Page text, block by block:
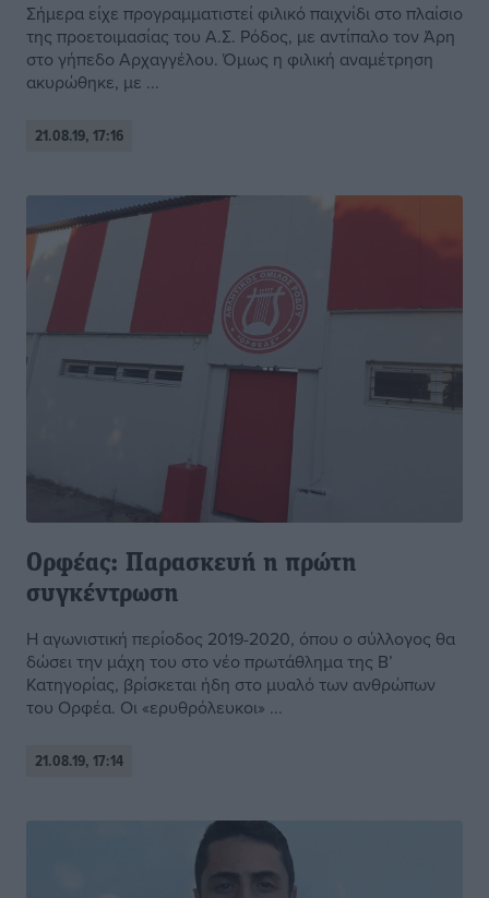
Σήμερα είχε προγραμματιστεί φιλικό παιχνίδι στο πλαίσιο
της προετοιμασίας του Α.Σ. Ρόδος, με αντίπαλο τον Άρη
στο γήπεδο Αρχαγγέλου. Όμως η φιλική αναμέτρηση
ακυρώθηκε, με ...
21.08.19, 17:16
Ορφέας: Παρασκευή η πρώτη
συγκέντρωση
Η αγωνιστική περίοδος 2019-2020, όπου ο σύλλογος θα
δώσει την μάχη του στο νέο πρωτάθλημα της Β’
Κατηγορίας, βρίσκεται ήδη στο μυαλό των ανθρώπων
του Ορφέα. Οι «ερυθρόλευκοι» ...
21.08.19, 17:14